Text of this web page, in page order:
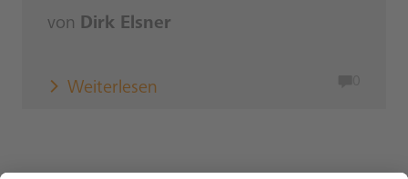
von Dirk Elsner
Weiterlesen